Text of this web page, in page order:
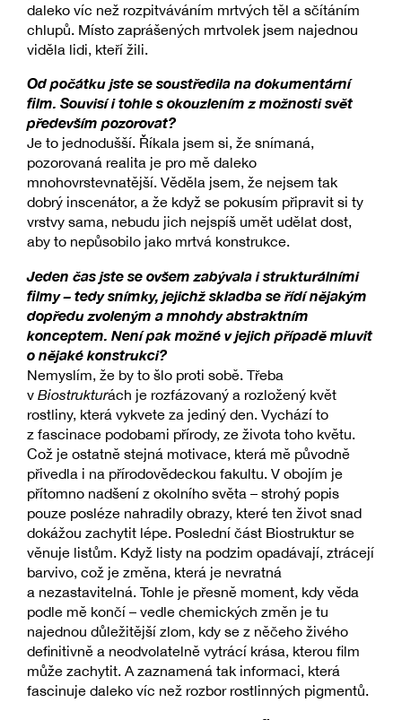
daleko víc než rozpitváváním mrtvých těl a sčítáním
chlupů. Místo zaprášených mrtvolek jsem najednou
viděla lidi, kteří žili.
Od počátku jste se soustředila na dokumentární
film. Souvisí i tohle s okouzlením z možnosti svět
především pozorovat?
Je to jednodušší. Říkala jsem si, že snímaná,
pozorovaná realita je pro mě daleko
mnohovrstevnatější. Věděla jsem, že nejsem tak
dobrý inscenátor, a že když se pokusím připravit si ty
vrstvy sama, nebudu jich nejspíš umět udělat dost,
aby to nepůsobilo jako mrtvá konstrukce.
Jeden čas jste se ovšem zabývala i strukturálními
filmy – tedy snímky, jejichž skladba se řídí nějakým
dopředu zvoleným a mnohdy abstraktním
konceptem. Není pak možné v jejich případě mluvit
o nějaké konstrukci?
Nemyslím, že by to šlo proti sobě. Třeba
v Biostrukturách je rozfázovaný a rozložený květ
rostliny, která vykvete za jediný den. Vychází to
z fascinace podobami přírody, ze života toho květu.
Což je ostatně stejná motivace, která mě původně
přivedla i na přírodovědeckou fakultu. V obojím je
přítomno nadšení z okolního světa – strohý popis
pouze posléze nahradily obrazy, které ten život snad
dokážou zachytit lépe. Poslední část Biostruktur se
věnuje listům. Když listy na podzim opadávají, ztrácejí
barvivo, což je změna, která je nevratná
a nezastavitelná. Tohle je přesně moment, kdy věda
podle mě končí – vedle chemických změn je tu
najednou důležitější zlom, kdy se z něčeho živého
definitivně a neodvolatelně vytrácí krása, kterou film
může zachytit. A zaznamená tak informaci, která
fascinuje daleko víc než rozbor rostlinných pigmentů.